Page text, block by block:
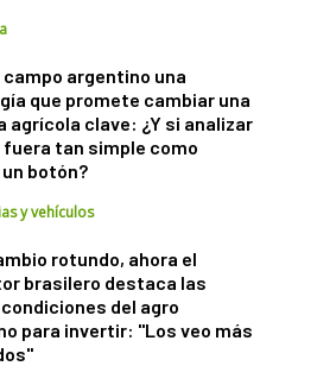
campo argentino una
que promete cambiar una
agrícola clave: ¿Y si analizar
fuera tan simple como
botón?
y vehículos
rotundo, ahora el
brasilero destaca las
del agro
para invertir: "Los veo más